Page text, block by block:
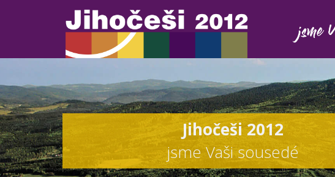
Jihočeši 2012
jsme Vaši sousedé